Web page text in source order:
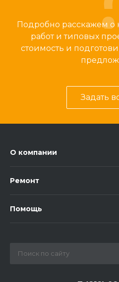
Подробно расскажем о
работ и типовых
стоимость и
Задать
О компании
Ремонт
Помощь